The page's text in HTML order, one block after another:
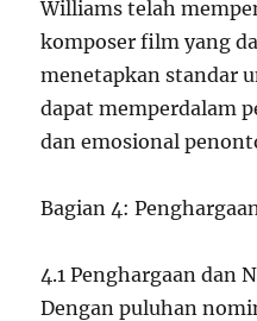
Williams telah
komposer film yang
menetapkan standar
dapat memperdalam
dan emosional
Bagian 4:
4.1 Penghargaan dan
Dengan puluhan